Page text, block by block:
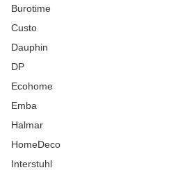
Burotime
Custo
Dauphin
DP
Ecohome
Emba
Halmar
HomeDeco
Interstuhl